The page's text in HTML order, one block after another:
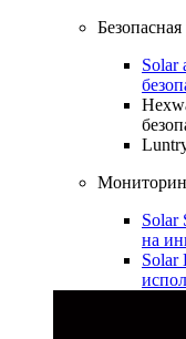
Безопасная
Solar
Solar
на
Solar